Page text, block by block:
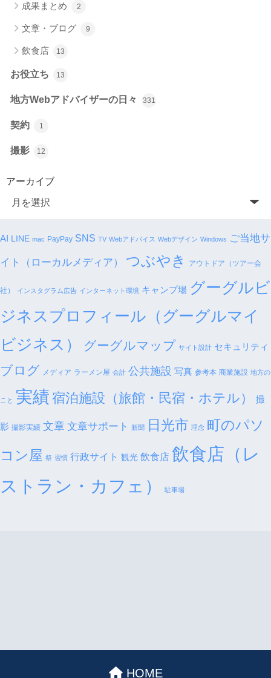
成果まとめ 2
文章・ブログ 9
飲食店 13
お役立ち 13
地方Webアドバイザーの日々 331
契約 1
撮影 12
アーカイブ
AI LINE mac PayPay SNS TV Webアドバイス Webデザイン Windows ご当地サ
イト（ローカルメディア） つぶやき アウトドア（ツアー会
社） インスタグラム広告 インターネット環境 キャンプ場 グーグルビ
ジネスプロフィール（グーグルマイ
ビジネス）
グーグルマップ サイト設計 セキュリティ
ブログ メディア ラーメン屋 会計 公共施設 写真 参考本 商業施設 地方の
こと 実績 宿泊施設（旅館・民宿・ホテル） 撮
影 撮影実績 文章 文章サポート 新聞 日光市 理念 町のパソ
コン屋 祭 習慣 行政サイト 観光 飲食店 飲食店（レ
ストラン・カフェ）
駐車場
HOME